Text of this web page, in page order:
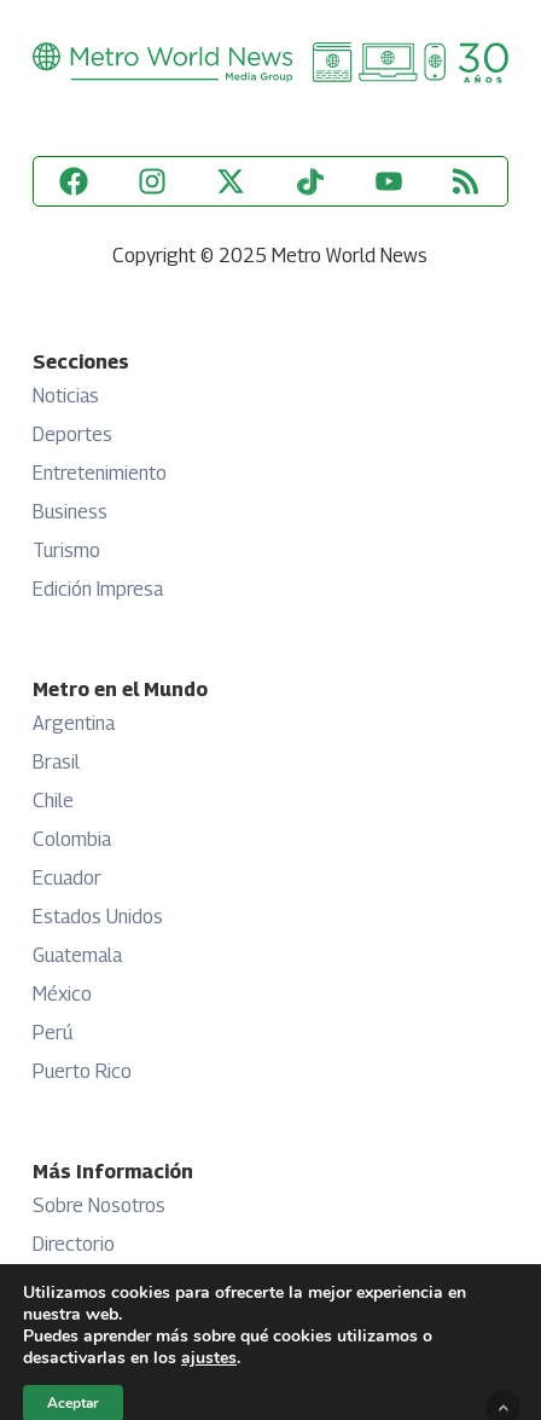
Copyright © 2025 Metro World News
Secciones
Noticias
Deportes
Entretenimiento
Business
Turismo
Edición Impresa
Metro en el Mundo
Argentina
Brasil
Chile
Colombia
Ecuador
Estados Unidos
Guatemala
México
Perú
Puerto Rico
Más Información
Sobre Nosotros
Directorio
Aviso Legal
Términos y Condiciones
Publicidad
Utilizamos cookies para ofrecerte la mejor experiencia en
nuestra web.
Puedes aprender más sobre qué cookies utilizamos o
desactivarlas en los ajustes.
Aceptar